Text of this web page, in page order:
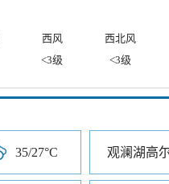
西风 西北风
<3级 <3级
35/27°C